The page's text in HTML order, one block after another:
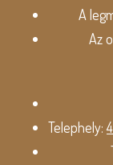
A
Az
Telephely: